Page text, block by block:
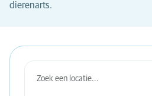
dierenarts.